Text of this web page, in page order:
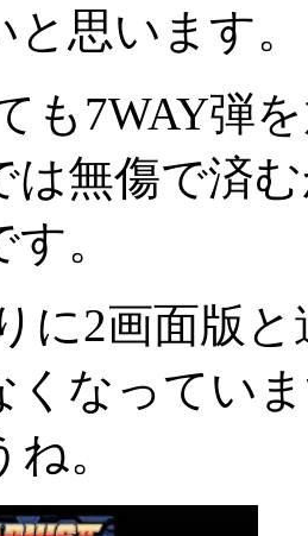
思います。
も7WAY弾
は無傷で済
。
に2画面版
くなってい
。